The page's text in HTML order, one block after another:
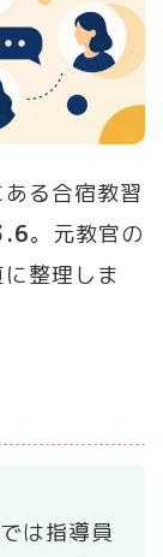
る合宿教習
。元教官の
整理しま
は指導員